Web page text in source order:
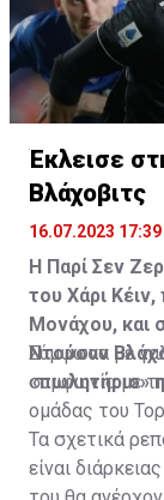
Έκλεισε
Βλάχοβιτς
16.07.2023 17:39
Η Παρί Σεν
του Χάρι
Μονάχου, και
Ντούσαν
«πωλητήριο»
Σύμφωνα με
συμφωνία με
ομάδας του
Τα σχετικά
είναι